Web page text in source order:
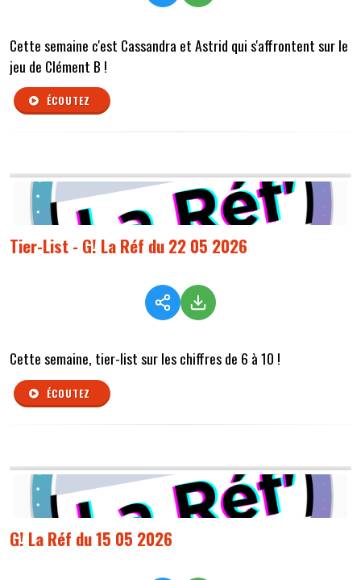
Cette semaine c'est Cassandra et Astrid qui s'affrontent sur le
jeu de Clément B !
ÉCOUTEZ
Tier-List - G! La Réf du 22 05 2026
Cette semaine, tier-list sur les chiffres de 6 à 10 !
ÉCOUTEZ
G! La Réf du 15 05 2026